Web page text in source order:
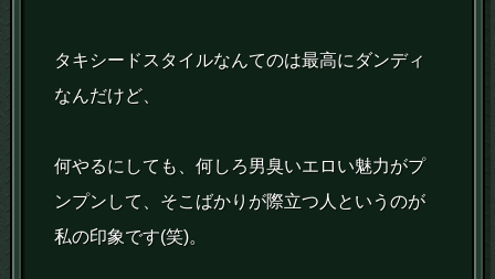
タキシードスタイルなんてのは最高にダンディ
なんだけど、
何やるにしても、何しろ男臭いエロい魅力がプ
ンプンして、そこばかりが際立つ人というのが
私の印象です(笑)。